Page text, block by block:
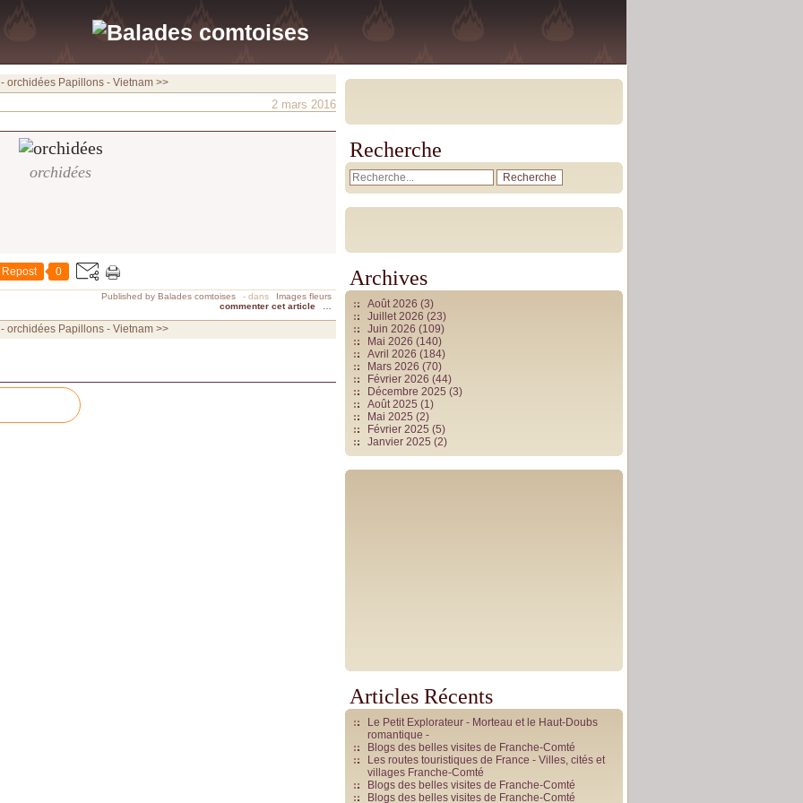
orchidées Papillons - Vietnam >>
2 mars 2016
orchidées
Repost 0
Published by Balades comtoises - dans
Images fleurs
commenter cet article
orchidées Papillons - Vietnam >>
Recherche
Archives
Août 2026 (3)
Juillet 2026 (23)
Juin 2026 (109)
Mai 2026 (140)
Avril 2026 (184)
Mars 2026 (70)
Février 2026 (44)
Décembre 2025 (3)
Août 2025 (1)
Mai 2025 (2)
Février 2025 (5)
Janvier 2025 (2)
Articles Récents
Le Petit Explorateur - Morteau et le Haut-Doubs
romantique -
Blogs des belles visites de Franche-Comté
Les routes touristiques de France - Villes, cités et
villages Franche-Comté
Blogs des belles visites de Franche-Comté
Blogs des belles visites de Franche-Comté